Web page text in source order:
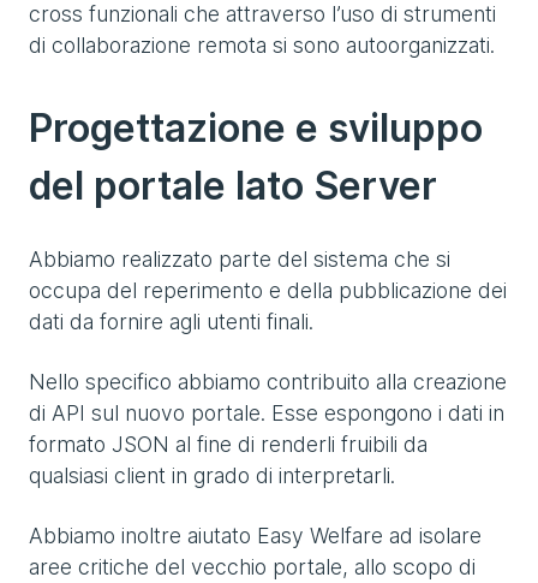
cross funzionali che attraverso l’uso di strumenti
di collaborazione remota si sono autoorganizzati.
Progettazione e sviluppo
del portale lato Server
Abbiamo realizzato parte del sistema che si
occupa del reperimento e della pubblicazione dei
dati da fornire agli utenti finali.
Nello specifico abbiamo contribuito alla creazione
di API sul nuovo portale. Esse espongono i dati in
formato JSON al fine di renderli fruibili da
qualsiasi client in grado di interpretarli.
Abbiamo inoltre aiutato Easy Welfare ad isolare
aree critiche del vecchio portale, allo scopo di